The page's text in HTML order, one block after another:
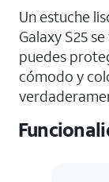
Un estuche
Galaxy S25
puedes
cómodo y